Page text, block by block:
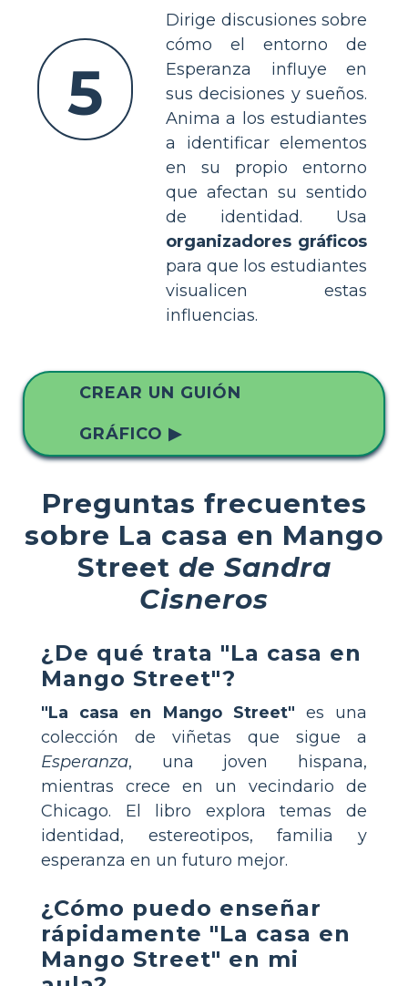
5
Dirige discusiones sobre
cómo el entorno de
Esperanza influye en
sus decisiones y sueños.
Anima a los estudiantes
a identificar elementos
en su propio entorno
que afectan su sentido
de identidad. Usa
organizadores gráficos
para que los estudiantes
visualicen estas
influencias.
CREAR UN GUIÓN
GRÁFICO ▶
Preguntas frecuentes
sobre La casa en Mango
Street de Sandra
Cisneros
¿De qué trata "La casa en
Mango Street"?
"La casa en Mango Street" es una
colección de viñetas que sigue a
Esperanza, una joven hispana,
mientras crece en un vecindario de
Chicago. El libro explora temas de
identidad, estereotipos, familia y
esperanza en un futuro mejor.
¿Cómo puedo enseñar
rápidamente "La casa en
Mango Street" en mi